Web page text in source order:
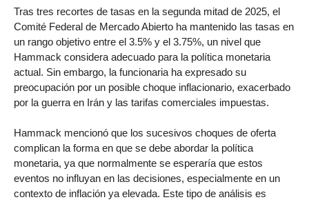
Tras tres recortes de tasas en la segunda mitad de 2025, el
Comité Federal de Mercado Abierto ha mantenido las tasas en
un rango objetivo entre el 3.5% y el 3.75%, un nivel que
Hammack considera adecuado para la política monetaria
actual. Sin embargo, la funcionaria ha expresado su
preocupación por un posible choque inflacionario, exacerbado
por la guerra en Irán y las tarifas comerciales impuestas.
Hammack mencionó que los sucesivos choques de oferta
complican la forma en que se debe abordar la política
monetaria, ya que normalmente se esperaría que estos
eventos no influyan en las decisiones, especialmente en un
contexto de inflación ya elevada. Este tipo de análisis es